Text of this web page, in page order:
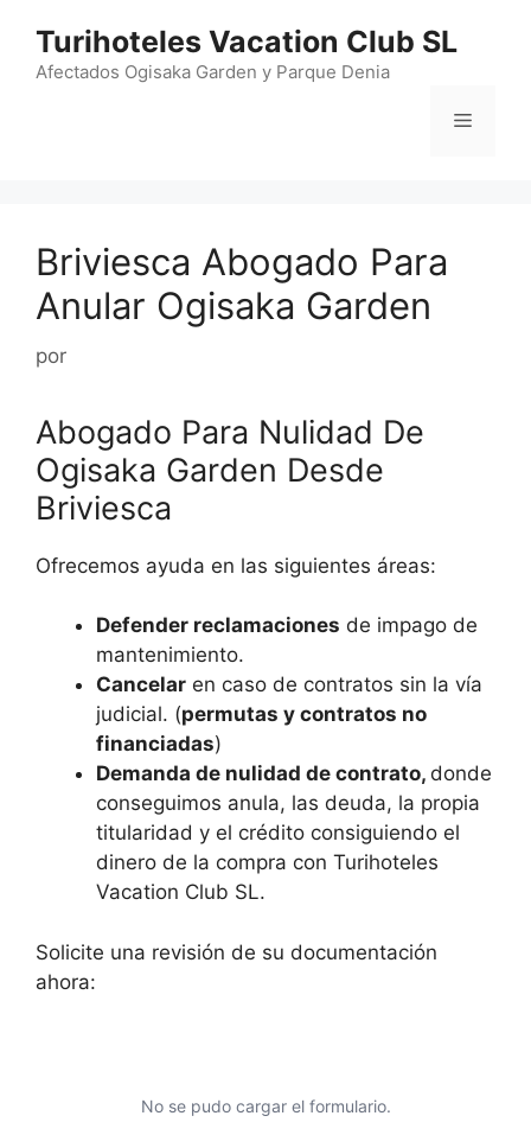
contenido
Turihoteles Vacation Club SL
Afectados Ogisaka Garden y Parque Denia
Menú
Briviesca Abogado Para
Anular Ogisaka Garden
por
Abogado Para Nulidad De
Ogisaka Garden Desde
Briviesca
Ofrecemos ayuda en las siguientes áreas:
Defender reclamaciones de impago de
mantenimiento.
Cancelar en caso de contratos sin la vía
judicial. (permutas y contratos no
financiadas)
Demanda de nulidad de contrato, donde
conseguimos anula, las deuda, la propia
titularidad y el crédito consiguiendo el
dinero de la compra con Turihoteles
Vacation Club SL.
Solicite una revisión de su documentación
ahora:
No se pudo cargar el formulario.